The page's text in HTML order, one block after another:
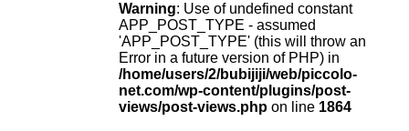
Warning: Use of undefined constant
APP_POST_TYPE - assumed
'APP_POST_TYPE' (this will throw an
Error in a future version of PHP) in
/home/users/2/bubijiji/web/piccolo-
net.com/wp-content/plugins/post-
views/post-views.php on line 1864